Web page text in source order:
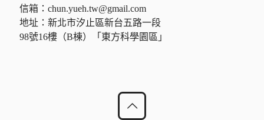
信箱： chun.yueh.tw@gmail.com
地址：新北市汐止區新台五路一段
98號16樓（B棟）「東方科學園區」